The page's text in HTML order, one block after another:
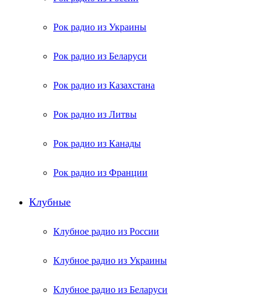
Рок радио из Украины
Рок радио из Беларуси
Рок радио из Казахстана
Рок радио из Литвы
Рок радио из Канады
Рок радио из Франции
Клубные
Клубное радио из России
Клубное радио из Украины
Клубное радио из Беларуси